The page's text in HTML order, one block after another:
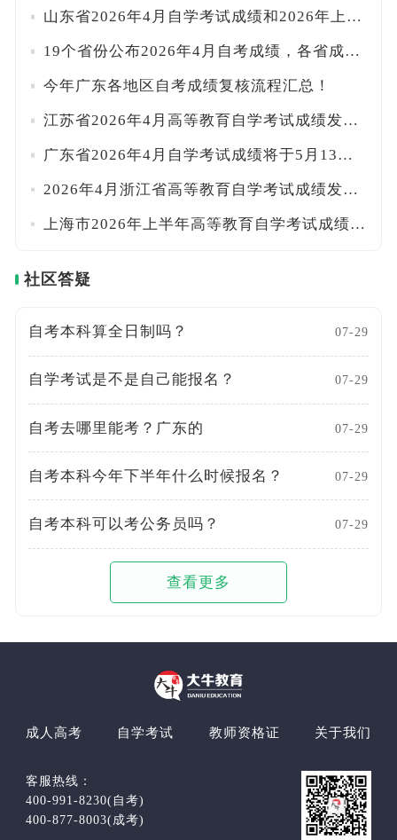
山东省2026年4月自学考试成绩和2026年上半年自学考试毕业及实践环节考核成绩发布公告
19个省份公布2026年4月自考成绩，各省成绩查询时间汇总
今年广东各地区自考成绩复核流程汇总！
江苏省2026年4月高等教育自学考试成绩发布通告
广东省2026年4月自学考试成绩将于5月13日公布
2026年4月浙江省高等教育自学考试成绩发布及成绩查对事宜通告
上海市2026年上半年高等教育自学考试成绩将于5月18日公布
社区答疑
自考本科算全日制吗？ 07-29
自学考试是不是自己能报名？ 07-29
自考去哪里能考？广东的 07-29
自考本科今年下半年什么时候报名？ 07-29
自考本科可以考公务员吗？ 07-29
查看更多
成人高考 自学考试 教师资格证 关于我们
客服热线：
400-991-8230(自考)
400-877-8003(成考)